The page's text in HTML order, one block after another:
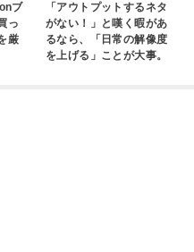
ブ
っ
厳
「アウトプットするネタ
がない！」と嘆く暇があ
るなら、「日常の解像度
を上げる」ことが大事。